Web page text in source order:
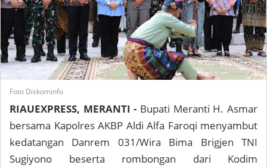
Foto Diskominfo
RIAUEXPRESS, MERANTI - Bupati Meranti H. Asmar
bersama Kapolres AKBP Aldi Alfa Faroqi menyambut
kedatangan Danrem 031/Wira Bima Brigjen TNI
Sugiyono beserta rombongan dari Kodim